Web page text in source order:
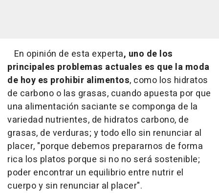
En opinión de esta experta, uno de los
principales problemas actuales es que la moda
de hoy es prohibir alimentos, como los hidratos
de carbono o las grasas, cuando apuesta por que
una alimentación saciante se componga de la
variedad nutrientes, de hidratos carbono, de
grasas, de verduras; y todo ello sin renunciar al
placer, "porque debemos prepararnos de forma
rica los platos porque si no no será sostenible;
poder encontrar un equilibrio entre nutrir el
cuerpo y sin renunciar al placer".